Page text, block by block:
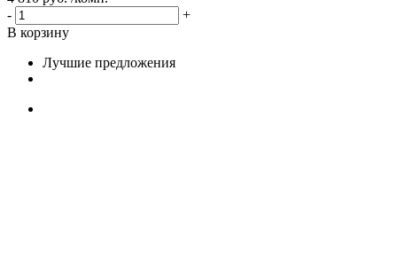
-
+
В корзину
Лучшие предложения